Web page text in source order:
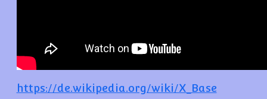
https://de.wikipedia.org/wiki/X_Base